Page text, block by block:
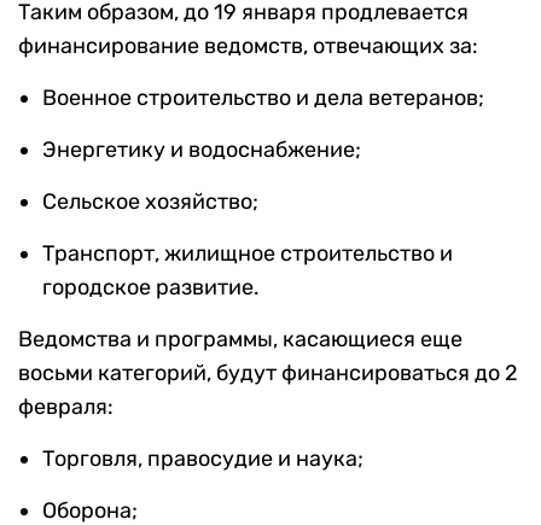
Таким образом, до 19 января продлевается
финансирование ведомств, отвечающих за:
Военное строительство и дела ветеранов;
Энергетику и водоснабжение;
Сельское хозяйство;
Транспорт, жилищное строительство и
городское развитие.
Ведомства и программы, касающиеся еще
восьми категорий, будут финансироваться до 2
февраля:
Торговля, правосудие и наука;
Оборона;